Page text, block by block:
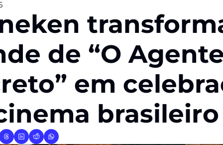
de “O
em
brasileiro